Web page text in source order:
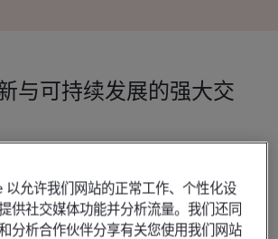
与可持续发展的强大交
型实现可持续发展成果，本
为您提供指南。
以允许我们网站的正常工作、个性化设
供社交媒体功能并分析流量。我们还同
分析合作伙伴分享有关您使用我们网站